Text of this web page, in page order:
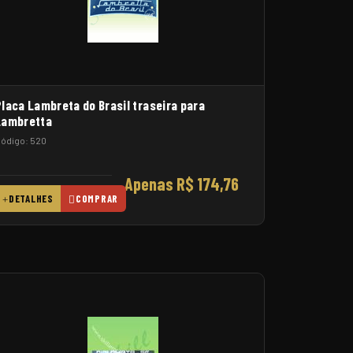
Lambreta do Brasil traseira para
520
Apenas R$ 174,76
DETALHES COMPRAR